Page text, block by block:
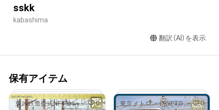
sskk
kabashima
翻訳（AI）を表示
保有アイテム
東武鉄道公式NFTコレクション 0 東京メトロ ＜CRYPTO METRO＞ 0